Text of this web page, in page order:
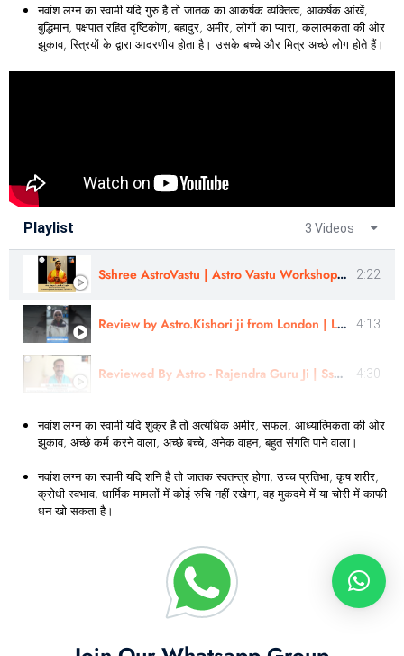
नवांश लग्न का स्वामी यदि गुरु है तो जातक का आकर्षक व्यक्तित्व, आकर्षक आंखें,
बुद्धिमान, पक्षपात रहित दृष्टिकोण, बहादुर, अमीर, लोगों का प्यारा, कलात्मकता की ओर
झुकाव, स्त्रियों के द्वारा आदरणीय होता है। उसके बच्चे और मित्र अच्छे लोग होते हैं।
Playlist 3 Videos
Sshree AstroVastu | Astro Vastu Workshop | Review |Astrologer Rajendra Singh | Uttarakhand 2:22
Review by Astro.Kishori ji from London | Learn Astrology 4:13
Reviewed By Astro - Rajendra Guru Ji | Sshree Astro Vastu 4:30
नवांश लग्न का स्वामी यदि शुक्र है तो अत्यधिक अमीर, सफल, आध्यात्मिकता की ओर
झुकाव, अच्छे कर्म करने वाला, अच्छे बच्चे, अनेक वाहन, बहुत संगति पाने वाला।
नवांश लग्न का स्वामी यदि शनि है तो जातक स्वतन्त्र होगा, उच्च प्रतिभा, कृष शरीर,
क्रोधी स्वभाव, धार्मिक मामलों में कोई रुचि नहीं रखेगा, वह मुकदमे में या चोरी में काफी
धन खो सकता है।